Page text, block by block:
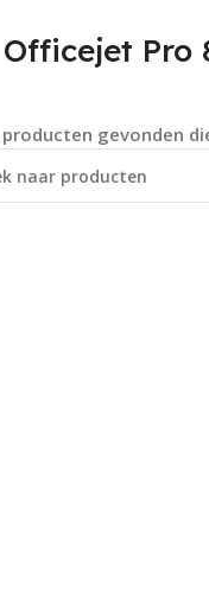
Officejet Pro
producten gevonden